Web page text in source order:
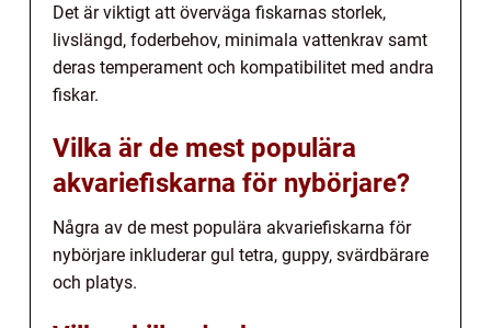
Det är viktigt att överväga fiskarnas storlek,
livslängd, foderbehov, minimala vattenkrav samt
deras temperament och kompatibilitet med andra
fiskar.
Vilka är de mest populära
akvariefiskarna för nybörjare?
Några av de mest populära akvariefiskarna för
nybörjare inkluderar gul tetra, guppy, svärdbärare
och platys.